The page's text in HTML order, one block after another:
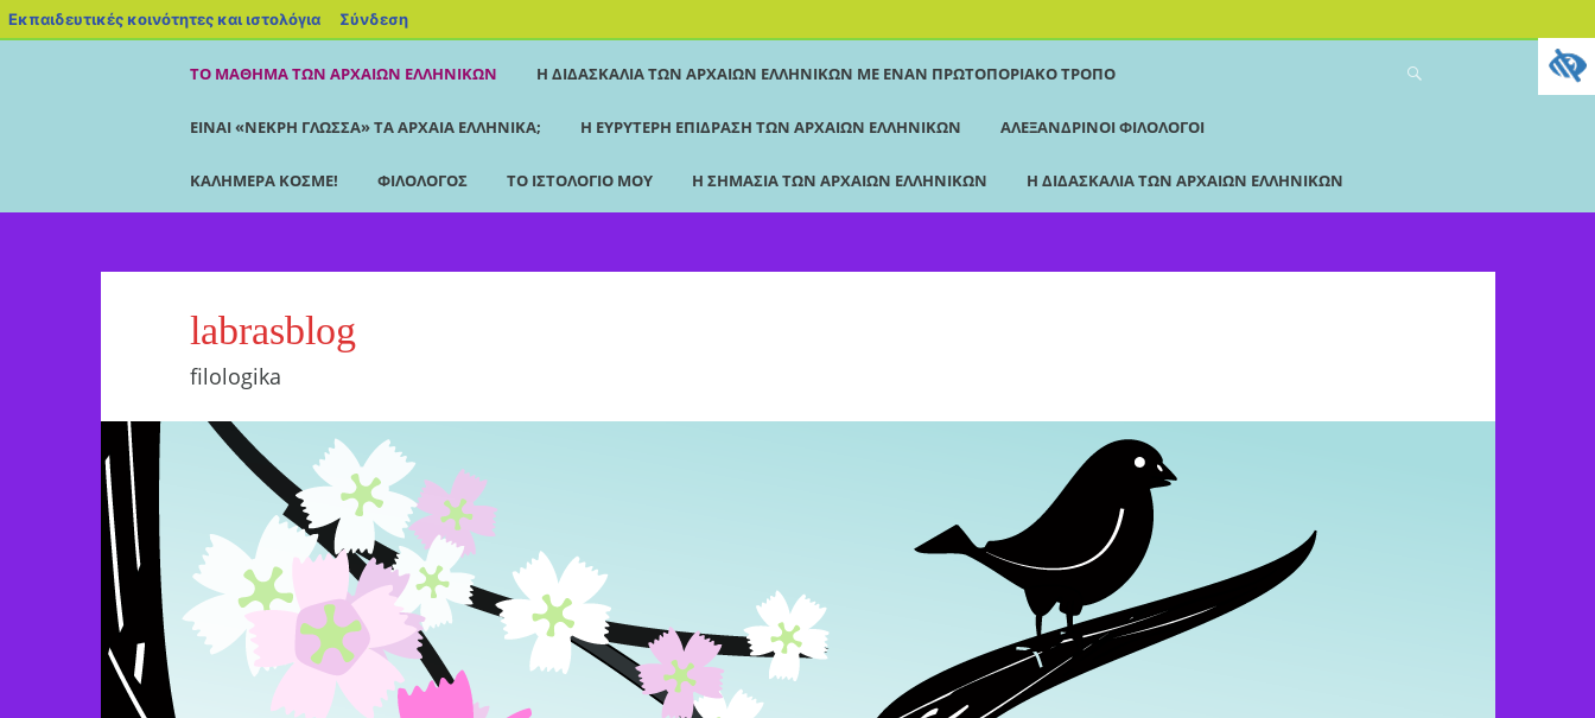
ΤΟ ΜΆΘΗΜΑ ΤΩΝ ΑΡΧΑΊΩΝ ΕΛΛΗΝΙΚΏΝ Η ΔΙΔΑΣΚΑΛΊΑ ΤΩΝ ΑΡΧΑΊΩΝ ΕΛΛΗΝΙΚΏΝ ΜΕ ΈΝΑΝ ΠΡΩΤΟΠΟΡΙΑΚΌ ΤΡΌΠΟ
ΕΊΝΑΙ «ΝΕΚΡΉ ΓΛΏΣΣΑ» ΤΑ ΑΡΧΑΊΑ ΕΛΛΗΝΙΚΆ; Η ΕΥΡΎΤΕΡΗ ΕΠΊΔΡΑΣΗ ΤΩΝ ΑΡΧΑΊΩΝ ΕΛΛΗΝΙΚΏΝ ΑΛΕΞΑΝΔΡΙΝΟΙ ΦΙΛΟΛΟΓΟΙ
ΚΑΛΗΜΈΡΑ ΚΌΣΜΕ! ΦΙΛΌΛΟΓΟΣ ΤΟ ΙΣΤΟΛΌΓΙΌ ΜΟΥ Η ΣΗΜΑΣΊΑ ΤΩΝ ΑΡΧΑΊΩΝ ΕΛΛΗΝΙΚΏΝ Η ΔΙΔΑΣΚΑΛΊΑ ΤΩΝ ΑΡΧΑΊΩΝ ΕΛΛΗΝΙΚΏΝ
labrasblog
filologika
Εκπαιδευτικές κοινότητες και ιστολόγια Σύνδεση